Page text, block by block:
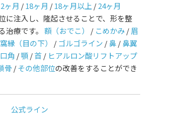
ヶ月 /18ヶ月 /18ヶ月以上 /24ヶ月
に注入し、隆起させることで、形を整
治療です。 額（おでこ） / こめかみ/眉
縁（目の下） / ゴルゴライン /鼻/鼻翼
口角 /顎/首/ ヒアルロン酸リフトアップ
骨 /その他部位の改善をすることができ
公式ライン